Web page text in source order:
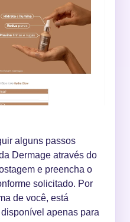
alguns passos
Dermage através do
e preencha o
solicitado. Por
de você, está
apenas para